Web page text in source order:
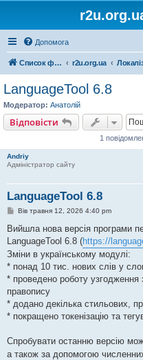
Допомога
Список форумів r2u.org.ua
LanguageTool 6.8
Модератор: Анатолій
Відповісти
1
Andriy
Адміністратор сайту
LanguageTool 6.8
П
в
д
о
м
л
е
н
н
я
Вів травня 12, 2026 4:40 pm
Вийшла нова версія програми
LanguageTool 6.8 (https://
Зміни в українському модулі:
* понад 10 тис. нових слів у
* проведено роботу узгодження
правопису
* додано декілька стильових,
* покращено токенізацію та
Спробувати останню версію
а також за допомогою